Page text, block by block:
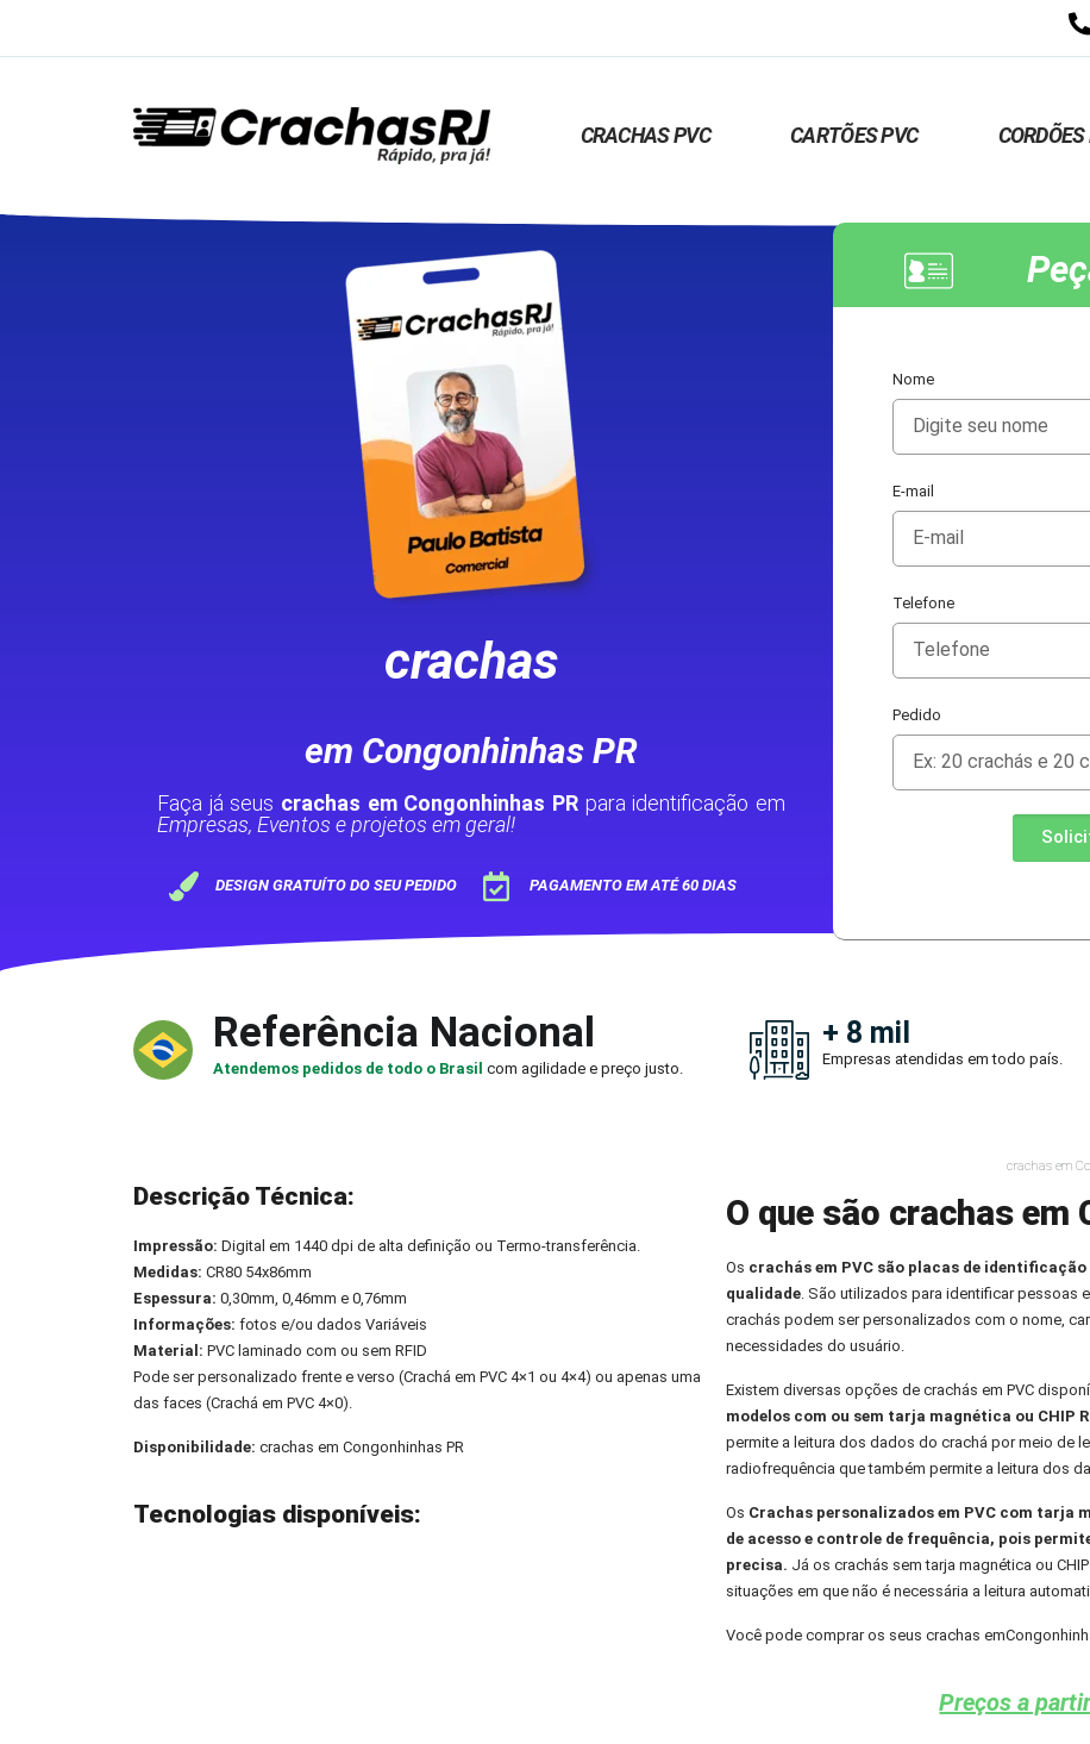
CRACHAS PVC CARTÕES PVC
crachas
em Congonhinhas PR
Faça já seus crachas em Congonhinhas PR para identificação em
Empresas, Eventos e projetos em geral!
DESIGN GRATUÍTO DO SEU PEDIDO PAGAMENTO EM ATÉ 60 DIAS
Nome
E-mail
Telefone
Pedido
Referência Nacional
Atendemos pedidos de todo o Brasil com agilidade e preço justo.
+ 8 mil
Empresas atendidas em todo país.
Descrição Técnica:
Impressão: Digital em 1440 dpi de alta definição ou Termo-transferência.
Medidas: CR80 54x86mm
Espessura: 0,30mm, 0,46mm e 0,76mm
Informações: fotos e/ou dados Variáveis
Material: PVC laminado com ou sem RFID
Pode ser personalizado frente e verso (Crachá em PVC 4×1 ou 4×4) ou apenas uma
das faces (Crachá em PVC 4×0).
Disponibilidade: crachas em Congonhinhas PR
Tecnologias disponíveis:
crachas em
O que são crachas em
Os crachás em PVC são placas de
qualidade. São utilizados para identificar pessoas
crachás podem ser personalizados com o nome,
necessidades do usuário.
Existem diversas opções de crachás em PVC
modelos com ou sem tarja magnética ou CHIP
permite a leitura dos dados do crachá por meio de
radiofrequência que também permite a leitura dos
Os Crachas personalizadosem PVC com tarja
de acesso e controle de frequência, pois
precisa. Já os crachás sem tarja magnética ou
situações em que não é necessária a leitura
Você pode comprar os seus crachas
Preços a